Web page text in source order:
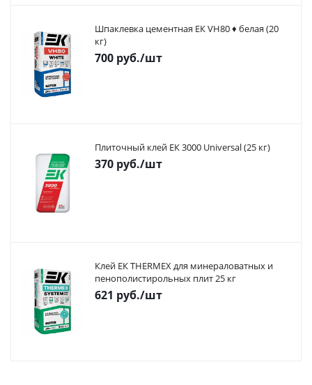
Шпаклевка цементная ЕК VH80 ♦ белая (20
кг)
700 руб./шт
Плиточный клей ЕК 3000 Universal (25 кг)
370 руб./шт
Клей ЕК THERMEX для минераловатных и
пенополистирольных плит 25 кг
621 руб./шт